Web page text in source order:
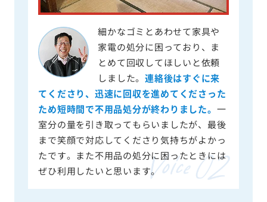
細かなゴミとあわせて家具や
家電の処分に困っており、ま
とめて回収してほしいと依頼
しました。連絡後はすぐに来
てくださり、迅速に回収を進めてくださった
ため短時間で不用品処分が終わりました。 一
室分の量を引き取ってもらいましたが、最後
まで笑顔で対応してくださり気持ちがよかっ
たです。また不用品の処分に困ったときには
ぜひ利用したいと思います。